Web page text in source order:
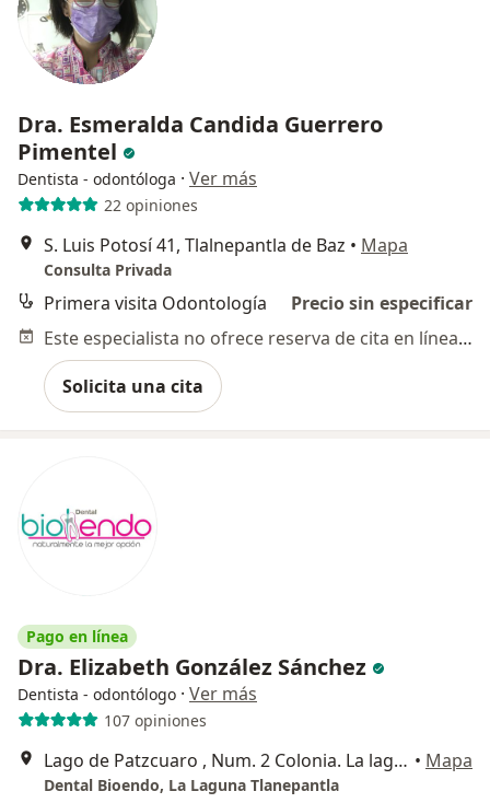
Dra. Esmeralda Candida Guerrero
Pimentel
Dentista - odontóloga · Ver más
22 opiniones
S. Luis Potosí 41, Tlalnepantla de Baz • Mapa
Consulta Privada
Primera visita Odontología
Precio sin especificar
Este especialista no ofrece reserva de cita en línea en esta dirección.
Solicita una cita
Pago en línea
Dra. Elizabeth González Sánchez
Dentista - odontólogo · Ver más
107 opiniones
Lago de Patzcuaro , Num. 2 Colonia. La laguna, Tlalnepantla de Baz • Mapa
Dental Bioendo, La Laguna Tlanepantla